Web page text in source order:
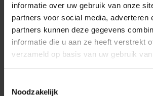
informatie over uw gebruik van onze
partners voor social media, adverteren
partners kunnen deze gegevens
informatie die u aan ze heeft verstrekt
verzameld op basis van uw gebruik
Noodzakelijk
Met de bovenstaande vakken
al in het eerste specialisatiejaar,
je er pas in het tweede